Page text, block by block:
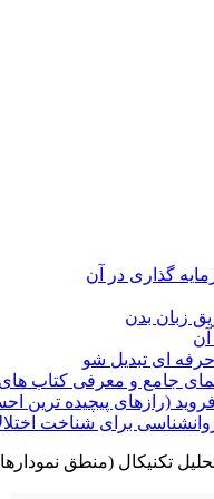
گذاری در آن
زبان بدن
حرفه ای تبدیل شو
جامع و معرفی کتاب های
(رازهای پیچیده ترین
برای شناخت
تکنیکال (منطق